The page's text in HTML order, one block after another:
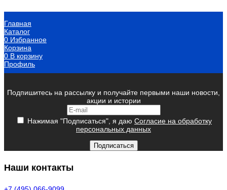
Главная
Каталог
0 Избранное
Корзина
0 В корзину
Профиль
Подпишитесь на рассылку и получайте первыми наши новости,
акции и истории
Нажимая "Подписаться", я даю Согласие на обработку
персональных данных
Подписаться
Наши контакты